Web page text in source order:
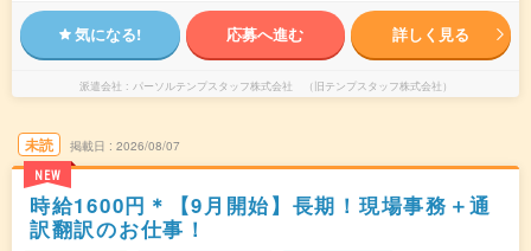
気になる! 応募へ進む 詳しく見る
派遣会社 パーソルテンプスタッフ株式会社 （旧テンプスタッフ株式会社）
未読
NEW
掲載日 2026/08/07
時給1600円＊【9月開始】長期！現場事務＋通
訳翻訳のお仕事！